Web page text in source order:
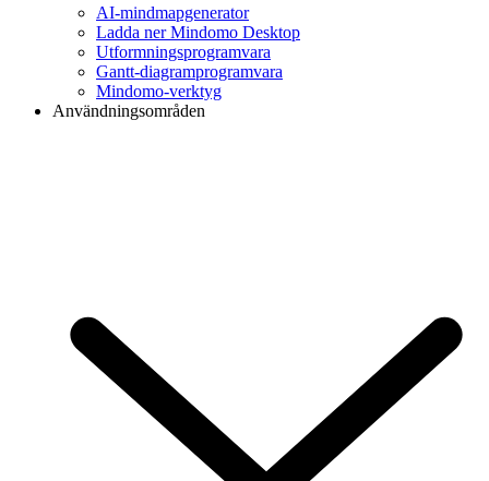
AI-mindmapgenerator
Ladda ner Mindomo Desktop
Utformningsprogramvara
Gantt-diagramprogramvara
Mindomo-verktyg
Användningsområden